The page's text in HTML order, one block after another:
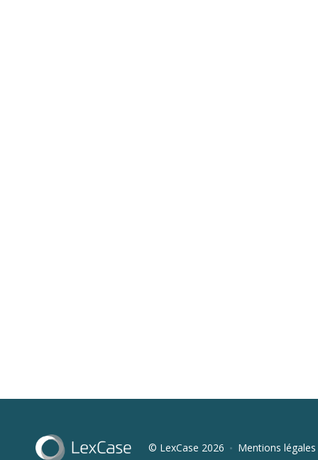
© LexCase 2026 Mentions légales